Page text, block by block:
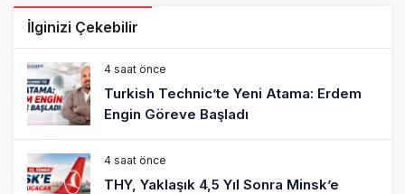
İlginizi Çekebilir
4 saat önce
Turkish Technic’te Yeni Atama: Erdem
Engin Göreve Başladı
4 saat önce
THY, Yaklaşık 4,5 Yıl Sonra Minsk’e